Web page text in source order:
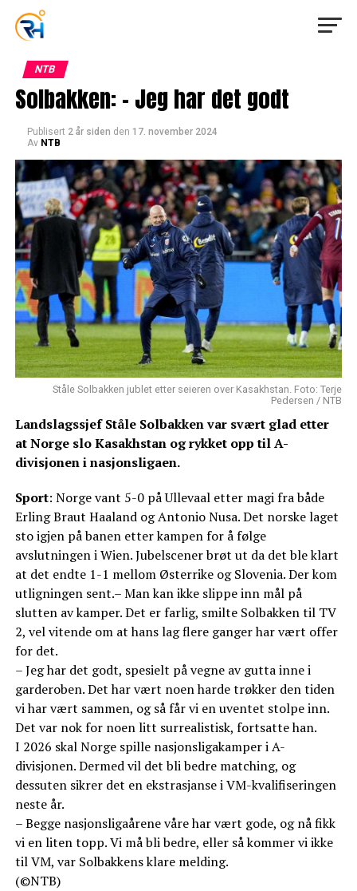
NTB
Solbakken: – Jeg har det godt
Publisert 2 år siden den 17. november 2024
Av NTB
Ståle Solbakken jublet etter seieren over Kasakhstan. Foto: Terje
Pedersen / NTB
Landslagssjef Ståle Solbakken var svært glad etter
at Norge slo Kasakhstan og rykket opp til A-
divisjonen i nasjonsligaen.
Sport: Norge vant 5-0 på Ullevaal etter magi fra både
Erling Braut Haaland og Antonio Nusa. Det norske laget
sto igjen på banen etter kampen for å følge
avslutningen i Wien. Jubelscener brøt ut da det ble klart
at det endte 1-1 mellom Østerrike og Slovenia. Der kom
utligningen sent.– Man kan ikke slippe inn mål på
slutten av kamper. Det er farlig, smilte Solbakken til TV
2, vel vitende om at hans lag flere ganger har vært offer
for det.
– Jeg har det godt, spesielt på vegne av gutta inne i
garderoben. Det har vært noen harde trøkker den tiden
vi har vært sammen, og så får vi en uventet stolpe inn.
Det var nok for noen litt surrealistisk, fortsatte han.
I 2026 skal Norge spille nasjonsligakamper i A-
divisjonen. Dermed vil det bli bedre matching, og
dessuten sikrer det en ekstrasjanse i VM-kvalifiseringen
neste år.
– Begge nasjonsligaårene våre har vært gode, og nå fikk
vi en liten topp. Vi må bli bedre, eller så kommer vi ikke
til VM, var Solbakkens klare melding.
(©NTB)